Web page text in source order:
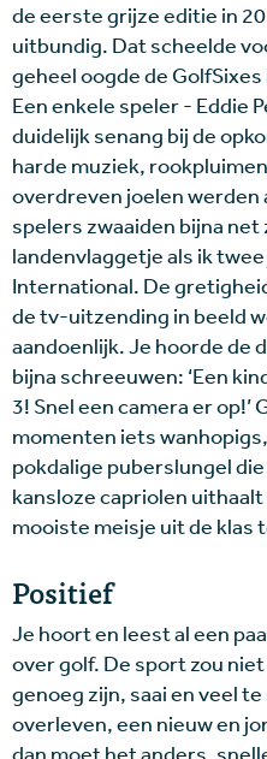
de eerste grijze editie in
uitbundig. Dat scheelde
geheel oogde de
Een enkele speler - Eddie
duidelijk senang bij de
harde muziek,
overdreven joelen werden
spelers zwaaiden bijna
landenvlaggetje als ik
International. De
de tv-uitzending in beeld
aandoenlijk. Je hoorde de
bijna schreeuwen: ‘Een
3! Snel een camera er op!’
momenten iets
pokdalige puberslungel
kansloze capriolen
mooiste meisje uit de klas
Positief
Je hoort en leest al een
over golf. De sport zou
genoeg zijn, saai en veel
overleven, een nieuw en
dan moet het anders,